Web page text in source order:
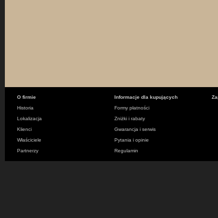
O firmie
Historia
Lokalizacja
Klienci
Właściciele
Partnerzy
Informacje dla kupujących
Formy płatności
Zniżki i rabaty
Gwarancja i serwis
Pytania i opinie
Regulamin